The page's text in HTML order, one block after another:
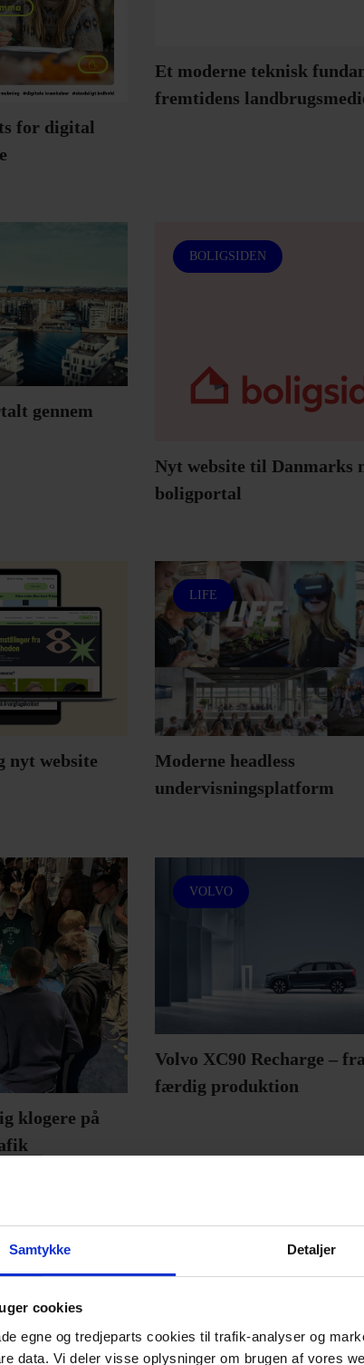
Samtykke Detaljer
cookies
egne og tredjeparts cookies til trafik-analyser og
data. Vi deler visse oplysninger om brugen af vores
for digital
Et moderne teknisk
fremtidens
gennem
BOLIGSIDEN
Nyt website til Danmarks
boligportal
nyt website
LIFE
Moderne headless
undervisningsplatform
klogere på
VOLVO
Volvo XC90 Recharge –
færdig produktion
FOLKEKIRKEN.DK